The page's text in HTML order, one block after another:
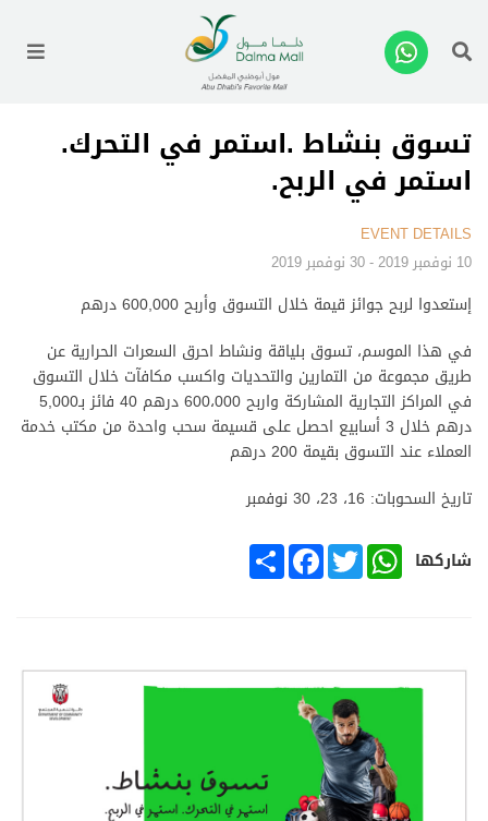
تسوق بنشاط .استمر في التحرك.
استمر في الربح.
EVENT DETAILS
10 نوفمبر 2019 - 30 نوفمبر 2019
إستعدوا لربح جوائز قيمة خلال التسوق وأربح 600,000 درهم
في هذا الموسم، تسوق بلياقة ونشاط احرق السعرات الحرارية عن
طريق مجموعة من التمارين والتحديات واكسب مكافآت خلال التسوق
في المراكز التجارية المشاركة واربح 600،000 درهم 40 فائز بـ5,000
درهم خلال 3 أسابيع احصل على قسيمة سحب واحدة من مكتب خدمة
العملاء عند التسوق بقيمة 200 درهم
تاريخ السحوبات: 16، 23، 30 نوفمبر
شاركها SHARE
FACEBOOKTWITTER
WHATSAPP